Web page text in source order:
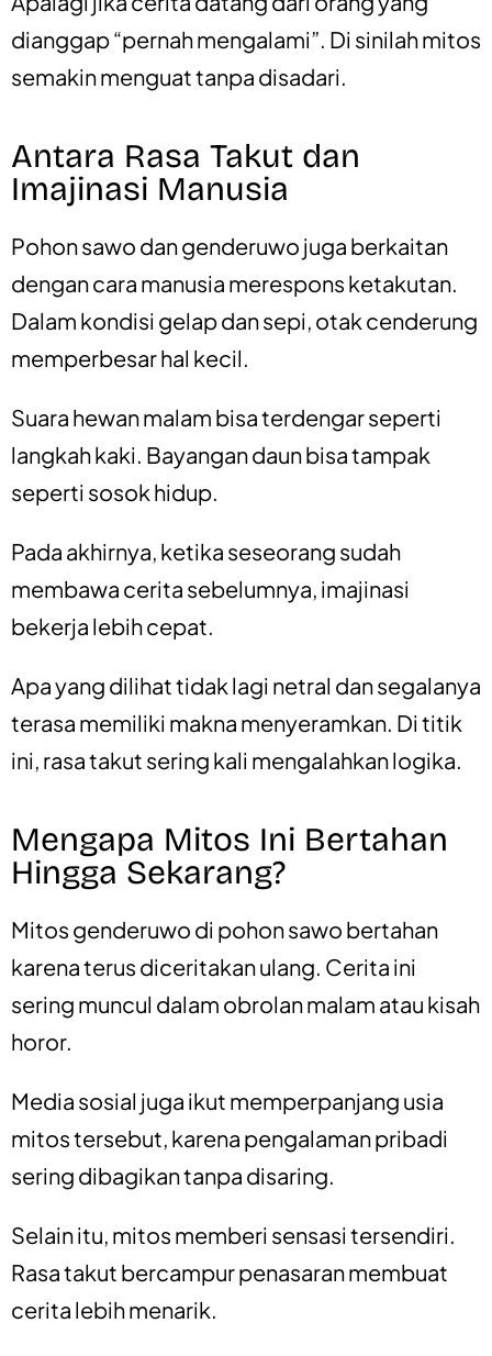
dianggap “pernah mengalami”. Di sinilah mitos
semakin menguat tanpa disadari.
Antara Rasa Takut dan
Imajinasi Manusia
Pohon sawo dan genderuwo juga berkaitan
dengan cara manusia merespons ketakutan.
Dalam kondisi gelap dan sepi, otak cenderung
memperbesar hal kecil.
Suara hewan malam bisa terdengar seperti
langkah kaki. Bayangan daun bisa tampak
seperti sosok hidup.
Pada akhirnya, ketika seseorang sudah
membawa cerita sebelumnya, imajinasi
bekerja lebih cepat.
Apa yang dilihat tidak lagi netral dan segalanya
terasa memiliki makna menyeramkan. Di titik
ini, rasa takut sering kali mengalahkan logika.
Mengapa Mitos Ini Bertahan
Hingga Sekarang?
Mitos genderuwo di pohon sawo bertahan
karena terus diceritakan ulang. Cerita ini
sering muncul dalam obrolan malam atau kisah
horor.
Media sosial juga ikut memperpanjang usia
mitos tersebut, karena pengalaman pribadi
sering dibagikan tanpa disaring.
Selain itu, mitos memberi sensasi tersendiri.
Rasa takut bercampur penasaran membuat
cerita lebih menarik.